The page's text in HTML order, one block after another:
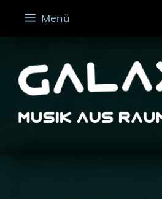
Inhalt
Menü